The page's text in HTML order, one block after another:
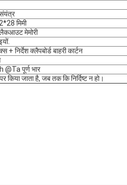
मिमी
मेमोरी
+ निर्देश क्लैपबोर्ड बाहरी कार्टन
@Ta पूर्ण भार
जाता है, जब तक कि निर्दिष्ट न हो।